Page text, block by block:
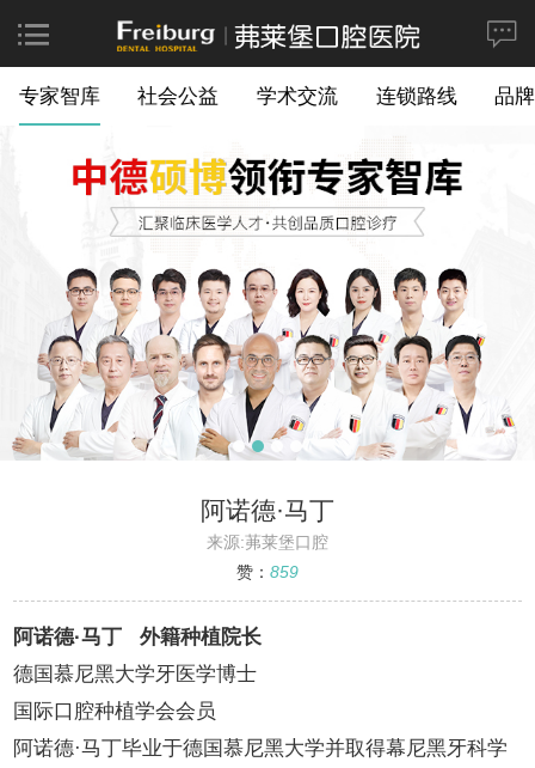
专家智库 社会公益 学术交流 连锁路线 品
阿诺德·马丁
来源:茀莱堡口腔
赞： 859
阿诺德·马丁 外籍种植院长
德国慕尼黑大学牙医学博士
国际口腔种植学会会员
阿诺德·马丁毕业于德国慕尼黑大学并取得幕尼黑牙科学